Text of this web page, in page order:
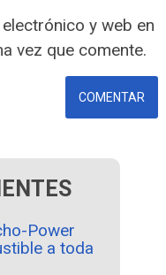
y web en
vez que comente.
Power
a toda